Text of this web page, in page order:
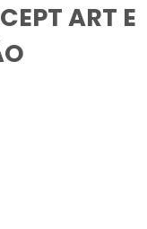
ART E